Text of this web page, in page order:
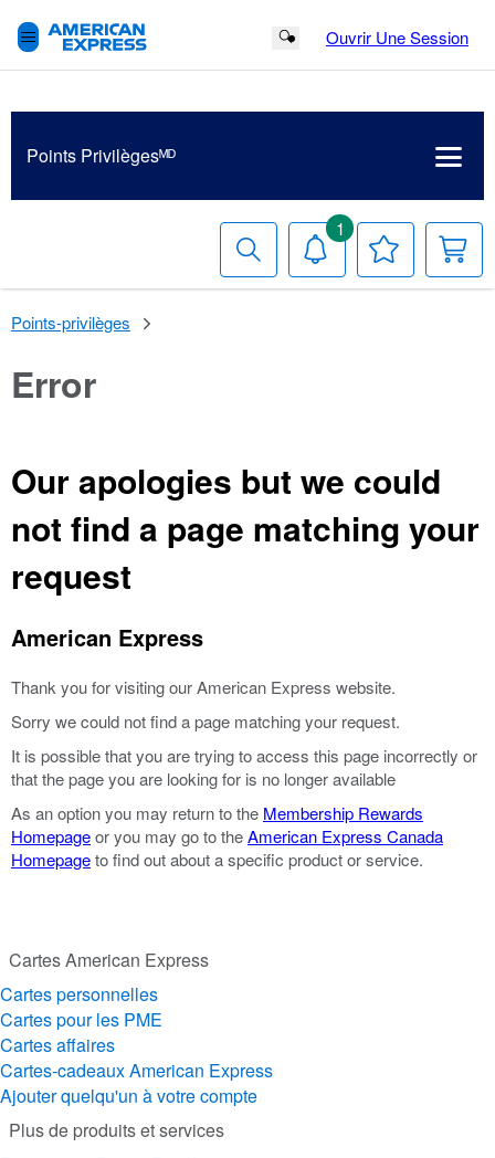
Search ButtonOuvrir Une Session
Points Privilègesᴹᴰ
RechercheAvis
1
Votre
de
Points-privilèges
Error
Our apologies but we could
not find a page matching your
request
American Express
Thank you for visiting our American Express website.
Sorry we could not find a page matching your request.
It is possible that you are trying to access this page incorrectly or
that the page you are looking for is no longer available
As an option you may return to the Membership Rewards
Homepageor you may go to theAmerican Express Canada
Homepageto find out about a specific product or service.
Cartes American Express
Cartes personnelles
Cartes pour les PME
Cartes affaires
Cartes-cadeaux American Express
Ajouter quelqu'un à votre compte
Plus de produits et services